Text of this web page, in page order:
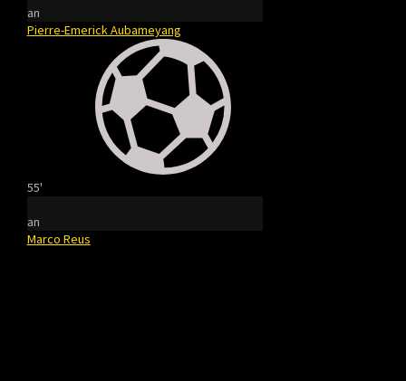
an
Pierre-Emerick Aubameyang
55'
an
Marco Reus